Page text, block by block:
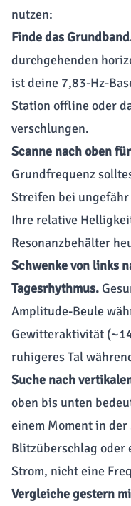
nutzen:
Finde das
durchgehenden
ist deine 7,83-Hz-
Station offline oder
verschlungen.
Scanne nach oben
Grundfrequenz
Streifen bei
Ihre relative
Resonanzbehälter
Schwenke von links
Tagesrhythmus.
Amplitude-Beule
Gewitteraktivität
ruhigeres Tal
Suche nach
oben bis unten
einem Moment in
Blitzüberschlag oder
Strom, nicht eine
Vergleiche gestern